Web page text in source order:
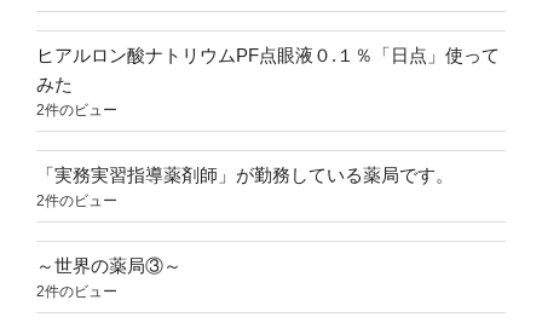
ヒアルロン酸ナトリウムPF点眼液０.１％「日点」使って
みた
2件のビュー
「実務実習指導薬剤師」が勤務している薬局です。
2件のビュー
～世界の薬局③～
2件のビュー